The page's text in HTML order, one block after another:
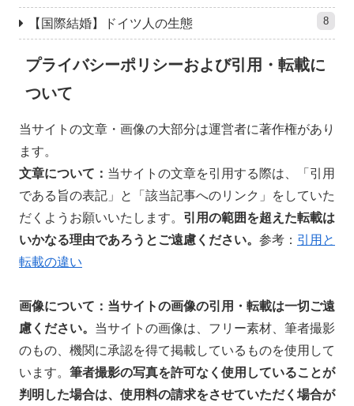
【国際結婚】ドイツ人の生態 8
プライバシーポリシーおよび引用・転載に
ついて
当サイトの文章・画像の大部分は運営者に著作権があり
ます。
文章について： 当サイトの文章を引用する際は、「引用
である旨の表記」と「該当記事へのリンク」をしていた
だくようお願いいたします。 引用の範囲を超えた転載は
いかなる理由であろうとご遠慮ください。 参考： 引用と
転載の違い
画像について：当サイトの画像の引用・転載は一切ご遠
慮ください。 当サイトの画像は、フリー素材、筆者撮影
のもの、機関に承認を得て掲載しているものを使用して
います。 筆者撮影の写真を許可なく使用していることが
判明した場合は、使用料の請求をさせていただく場合が